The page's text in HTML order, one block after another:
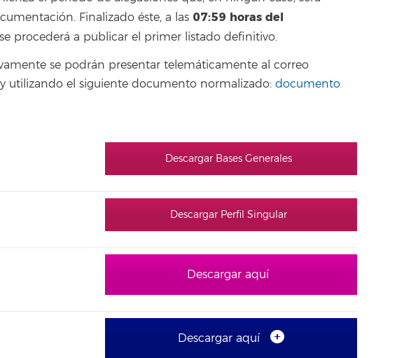
Finalizado éste, a las 07:59 horas del
se procederá a publicar el primer listado definitivo.
se podrán presentar telemáticamente al correo
utilizando el siguiente documento normalizado: documento
Descargar Bases Generales
Descargar Perfil Singular
Descargar aquí
Descargar aquí